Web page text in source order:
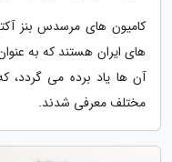
کامیون های مرسدس بنز
های ایران هستند که به
آن ها یاد برده می گردد،
مختلف معرفی شدند.